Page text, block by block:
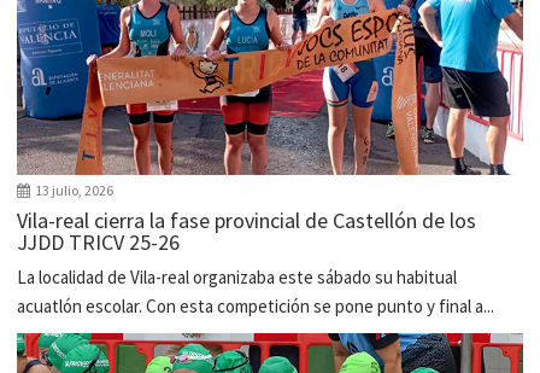
13 julio, 2026
Vila-real cierra la fase provincial de Castellón de los
JJDD TRICV 25-26
La localidad de Vila-real organizaba este sábado su habitual
acuatlón escolar. Con esta competición se pone punto y final a...